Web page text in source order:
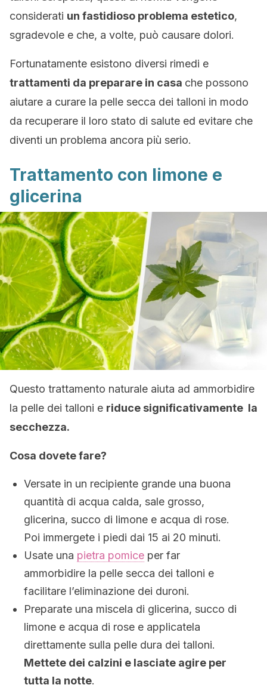
considerati un fastidioso problema estetico,
sgradevole e che, a volte, può causare dolori.
Fortunatamente esistono diversi rimedi e
trattamenti da preparare in casa che possono
aiutare a curare la pelle secca dei talloni in modo
da recuperare il loro stato di salute ed evitare che
diventi un problema ancora più serio.
Trattamento con limone e
glicerina
Questo trattamento naturale aiuta ad ammorbidire
la pelle dei talloni e riduce significativamente la
secchezza.
Cosa dovete fare?
Versate in un recipiente grande una buona
quantità di acqua calda, sale grosso,
glicerina, succo di limone e acqua di rose.
Poi immergete i piedi dai 15 ai 20 minuti.
Usate una pietra pomice per far
ammorbidire la pelle secca dei talloni e
facilitare l’eliminazione dei duroni.
Preparate una miscela di glicerina, succo di
limone e acqua di rose e applicatela
direttamente sulla pelle dura dei talloni.
Mettete dei calzini e lasciate agire per
tutta la notte.